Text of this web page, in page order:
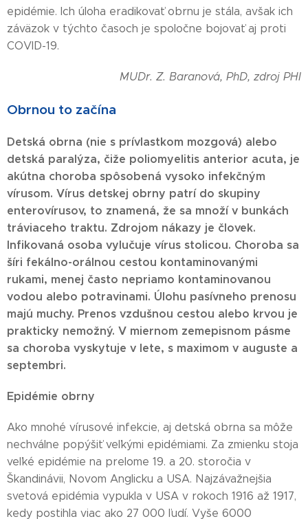
epidémie. Ich úloha eradikovať obrnu je stála, avšak ich
záväzok v týchto časoch je spoločne bojovať aj proti
COVID-19.
MUDr. Z. Baranová, PhD, zdroj PHI
Obrnou to začína
Detská obrna (nie s prívlastkom mozgová) alebo
detská paralýza, čiže poliomyelitis anterior acuta, je
akútna choroba spôsobená vysoko infekčným
vírusom. Vírus detskej obrny patrí do skupiny
enterovírusov, to znamená, že sa množí v bunkách
tráviaceho traktu. Zdrojom nákazy je človek.
Infikovaná osoba vylučuje vírus stolicou. Choroba sa
šíri fekálno-orálnou cestou kontaminovanými
rukami, menej často nepriamo kontaminovanou
vodou alebo potravinami. Úlohu pasívneho prenosu
majú muchy. Prenos vzdušnou cestou alebo krvou je
prakticky nemožný. V miernom zemepisnom pásme
sa choroba vyskytuje v lete, s maximom v auguste a
septembri.
Epidémie obrny
Ako mnohé vírusové infekcie, aj detská obrna sa môže
nechválne popýšiť veľkými epidémiami. Za zmienku stoja
veľké epidémie na prelome 19. a 20. storočia v
Škandinávii, Novom Anglicku a USA. Najzávažnejšia
svetová epidémia vypukla v USA v rokoch 1916 až 1917,
kedy postihla viac ako 27 000 ľudí. Vyše 6000